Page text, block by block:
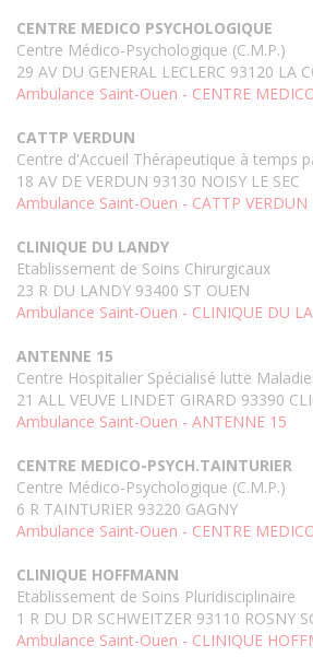
CENTRE MEDICO PSYCHOLOGIQUE
Centre Médico-Psychologique (C.M.P.)
29 AV DU GENERAL LECLERC 93120 LA
Ambulance Saint-Ouen - CENTRE
CATTP VERDUN
Centre d'Accueil Thérapeutique à temps
18 AV DE VERDUN 93130 NOISY LE SEC
Ambulance Saint-Ouen - CATTP VERDUN
CLINIQUE DU LANDY
Etablissement de Soins Chirurgicaux
23 R DU LANDY 93400 ST OUEN
Ambulance Saint-Ouen - CLINIQUE DU
ANTENNE 15
Centre Hospitalier Spécialisé lutte
21 ALL VEUVE LINDET GIRARD 93390
Ambulance Saint-Ouen - ANTENNE 15
CENTRE MEDICO-PSYCH.TAINTURIER
Centre Médico-Psychologique (C.M.P.)
6 R TAINTURIER 93220 GAGNY
Ambulance Saint-Ouen - CENTRE
CLINIQUE HOFFMANN
Etablissement de Soins Pluridisciplinaire
1 R DU DR SCHWEITZER 93110 ROSNY
Ambulance Saint-Ouen - CLINIQUE